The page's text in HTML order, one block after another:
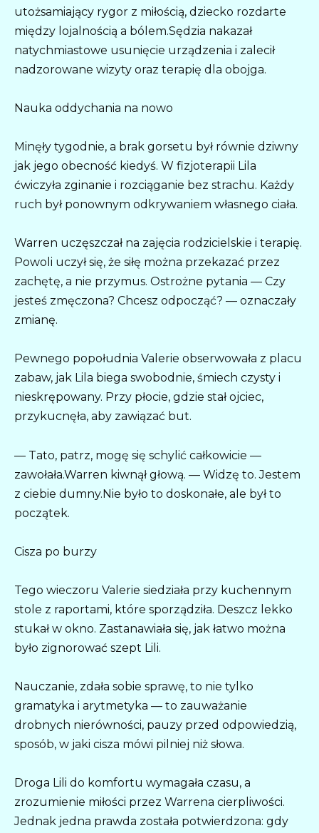
utożsamiający rygor z miłością, dziecko rozdarte
między lojalnością a bólem.Sędzia nakazał
natychmiastowe usunięcie urządzenia i zalecił
nadzorowane wizyty oraz terapię dla obojga.
Nauka oddychania na nowo
Minęły tygodnie, a brak gorsetu był równie dziwny
jak jego obecność kiedyś. W fizjoterapii Lila
ćwiczyła zginanie i rozciąganie bez strachu. Każdy
ruch był ponownym odkrywaniem własnego ciała.
Warren uczęszczał na zajęcia rodzicielskie i terapię.
Powoli uczył się, że siłę można przekazać przez
zachętę, a nie przymus. Ostrożne pytania — Czy
jesteś zmęczona? Chcesz odpocząć? — oznaczały
zmianę.
Pewnego popołudnia Valerie obserwowała z placu
zabaw, jak Lila biega swobodnie, śmiech czysty i
nieskrępowany. Przy płocie, gdzie stał ojciec,
przykucnęła, aby zawiązać but.
— Tato, patrz, mogę się schylić całkowicie —
zawołała.Warren kiwnął głową. — Widzę to. Jestem
z ciebie dumny.Nie było to doskonałe, ale był to
początek.
Cisza po burzy
Tego wieczoru Valerie siedziała przy kuchennym
stole z raportami, które sporządziła. Deszcz lekko
stukał w okno. Zastanawiała się, jak łatwo można
było zignorować szept Lili.
Nauczanie, zdała sobie sprawę, to nie tylko
gramatyka i arytmetyka — to zauważanie
drobnych nierówności, pauzy przed odpowiedzią,
sposób, w jaki cisza mówi pilniej niż słowa.
Droga Lili do komfortu wymagała czasu, a
zrozumienie miłości przez Warrena cierpliwości.
Jednak jedna prawda została potwierdzona: gdy